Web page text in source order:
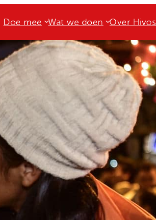
Doe mee Wat we doen Over Hivos